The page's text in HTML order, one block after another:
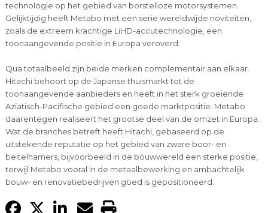
technologie op het gebied van borstelloze motorsystemen.
Gelijktijdig heeft Metabo met een serie wereldwijde noviteiten,
zoals de extreem krachtige LiHD-accutechnologie, een
toonaangevende positie in Europa veroverd.
Qua totaalbeeld zijn beide merken complementair aan elkaar.
Hitachi behoort op de Japanse thuismarkt tot de
toonaangevende aanbieders en heeft in het sterk groeiende
Aziatisch-Pacifische gebied een goede marktpositie. Metabo
daarentegen realiseert het grootse deel van de omzet in Europa.
Wat de branches betreft heeft Hitachi, gebaseerd op de
uitstekende reputatie op het gebied van zware boor- en
beitelhamers, bijvoorbeeld in de bouwwereld een sterke positie,
terwijl Metabo vooral in de metaalbewerking en ambachtelijk
bouw- en renovatiebedrijven goed is gepositioneerd.